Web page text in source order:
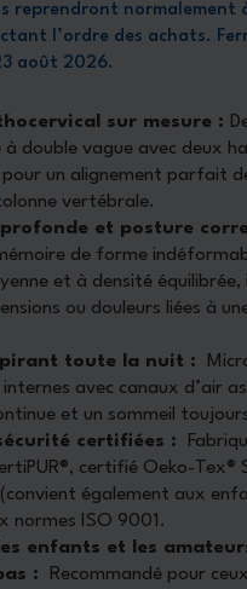
reprendront normalement
l’ordre des achats.
août 2026.
sur mesure :
à double vague avec deux
pour un alignement parfait
vertébrale.
et posture
de forme
et à densité équilibrée,
ou douleurs liées à
toute la nuit :
avec canaux d’air
et un sommeil
certifiées :
certifié Oeko-Tex®
(convient également aux
normes ISO 9001.
enfants et les
:
Recommandé pour